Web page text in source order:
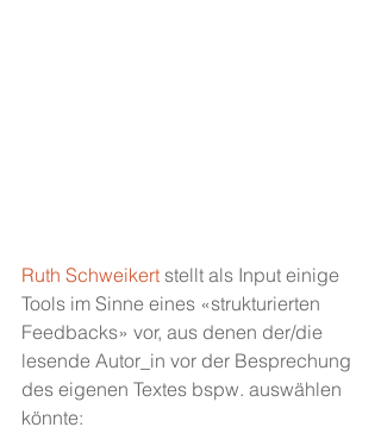
Ruth Schweikert stellt als Input einige
Tools im Sinne eines «strukturierten
Feedbacks» vor, aus denen der/die
lesende Autor_in vor der Besprechung
des eigenen Textes bspw. auswählen
könnte: